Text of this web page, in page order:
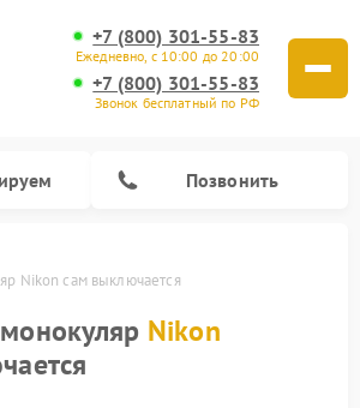
+7 (800) 301-55-83
Ежедневно, с 10:00 до 20:00
+7 (800) 301-55-83
Звонок бесплатный по РФ
Позвонить
Nikon сам выключается
Nikon